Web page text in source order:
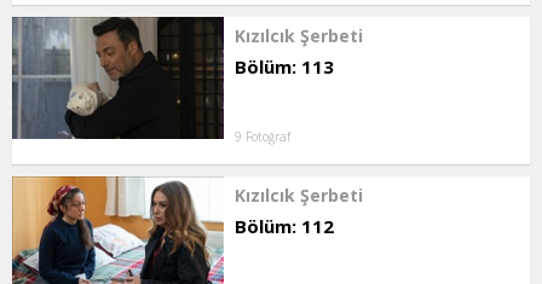
Kızılcık Şerbeti
Bölüm: 113
9 Fotoğraf
Kızılcık Şerbeti
Bölüm: 112